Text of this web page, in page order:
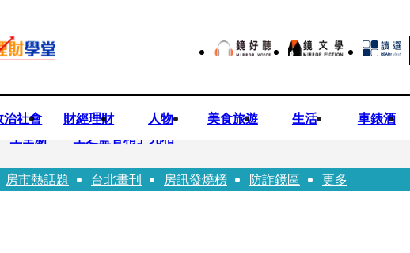
治社會 財經理財 人物 美食旅遊 生活 車錶酒
生全新「一生之鹽香精」亮相
控 桃園八旬翁毆妻致死檢聲押
房市熱話題 台北畫刊 房訊發燒榜 防詐鏡區 更多